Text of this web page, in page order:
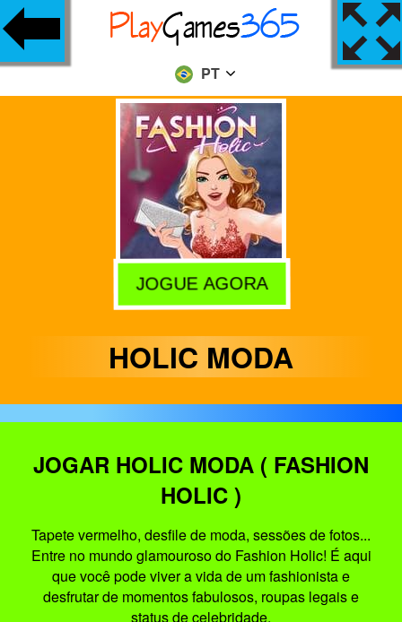
PT
JOGUE AGORA
HOLIC MODA
JOGAR HOLIC MODA ( FASHION
HOLIC )
Tapete vermelho, desfile de moda, sessões de fotos...
Entre no mundo glamouroso do Fashion Holic! É aqui
que você pode viver a vida de um fashionista e
desfrutar de momentos fabulosos, roupas legais e
status de celebridade.